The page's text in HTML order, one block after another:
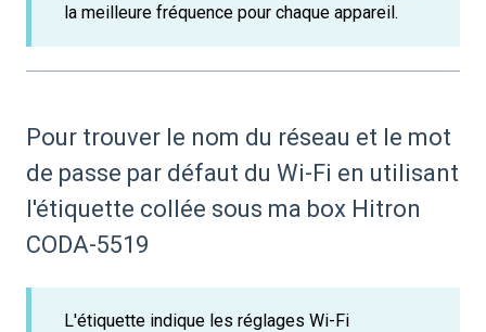
la meilleure fréquence pour chaque appareil.
Pour trouver le nom du réseau et le mot
de passe par défaut du Wi-Fi en utilisant
l'étiquette collée sous ma box Hitron
CODA-5519
L'étiquette indique les réglages Wi-Fi